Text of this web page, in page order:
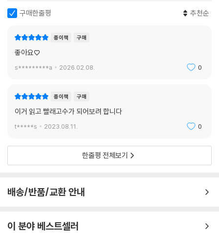
구매한줄평 추천순
종이책 구매
좋아요♡
s*********a 2026.02.08. 0
종이책 구매
이거 읽고 빨래고수가 되어보려 합니다
t*****s 2023.08.11. 0
한줄평 전체보기
배송/반품/교환 안내
이 분야 베스트셀러